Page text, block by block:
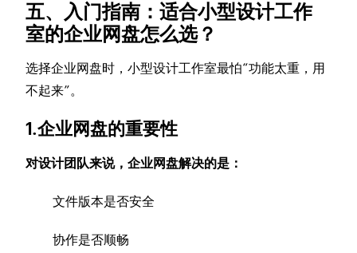
五、入门指南：适合小型设计工作
室的企业网盘怎么选？
选择企业网盘时，小型设计工作室最怕“功能太重，用
不起来”。
1.企业网盘的重要性
对设计团队来说，企业网盘解决的是：
文件版本是否安全
协作是否顺畅